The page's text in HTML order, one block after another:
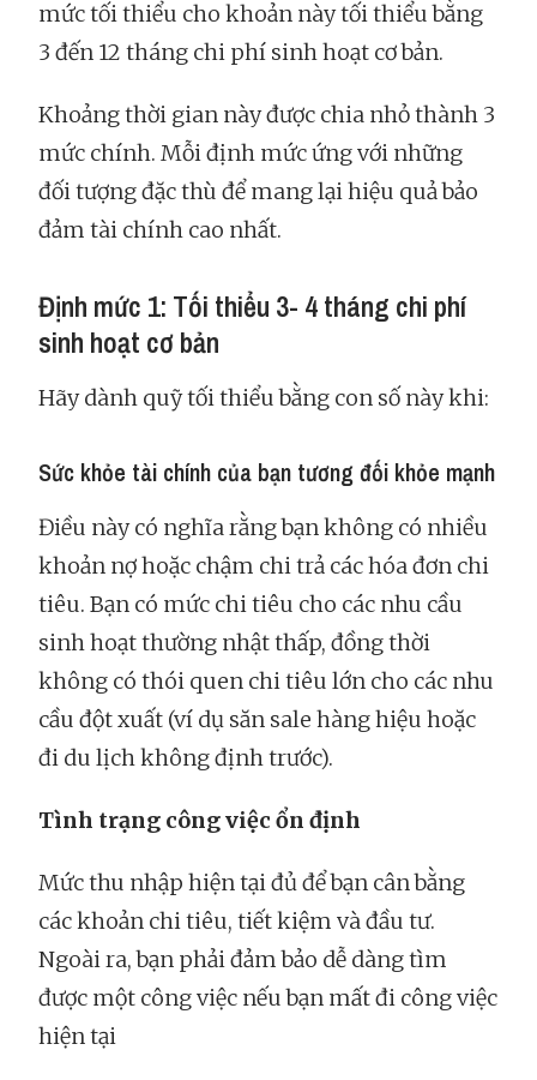
mức tối thiểu cho khoản này tối thiểu bằng
3 đến 12 tháng chi phí sinh hoạt cơ bản.
Khoảng thời gian này được chia nhỏ thành 3
mức chính. Mỗi định mức ứng với những
đối tượng đặc thù để mang lại hiệu quả bảo
đảm tài chính cao nhất.
Định mức 1: Tối thiểu 3- 4 tháng chi phí
sinh hoạt cơ bản
Hãy dành quỹ tối thiểu bằng con số này khi:
Sức khỏe tài chính của bạn tương đối khỏe mạnh
Điều này có nghĩa rằng bạn không có nhiều
khoản nợ hoặc chậm chi trả các hóa đơn chi
tiêu. Bạn có mức chi tiêu cho các nhu cầu
sinh hoạt thường nhật thấp, đồng thời
không có thói quen chi tiêu lớn cho các nhu
cầu đột xuất (ví dụ săn sale hàng hiệu hoặc
đi du lịch không định trước).
Tình trạng công việc ổn định
Mức thu nhập hiện tại đủ để bạn cân bằng
các khoản chi tiêu, tiết kiệm và đầu tư.
Ngoài ra, bạn phải đảm bảo dễ dàng tìm
được một công việc nếu bạn mất đi công việc
hiện tại